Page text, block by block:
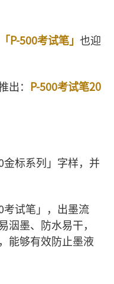
「P-500考试笔」 也迎
： P-500考试笔20
金标系列」字样，并
考试笔」，出墨流
洇墨、防水易干，
能够有效防止墨液